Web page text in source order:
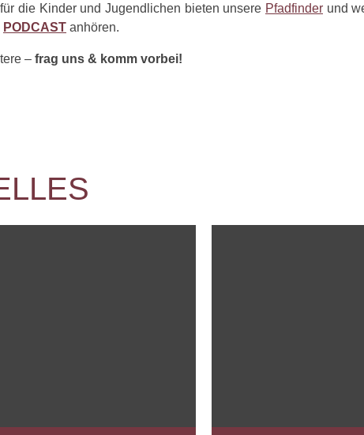
die Kinder und Jugendlichen bieten unsere Pfadfinder und
PODCAST anhören.
– frag uns & komm vorbei!